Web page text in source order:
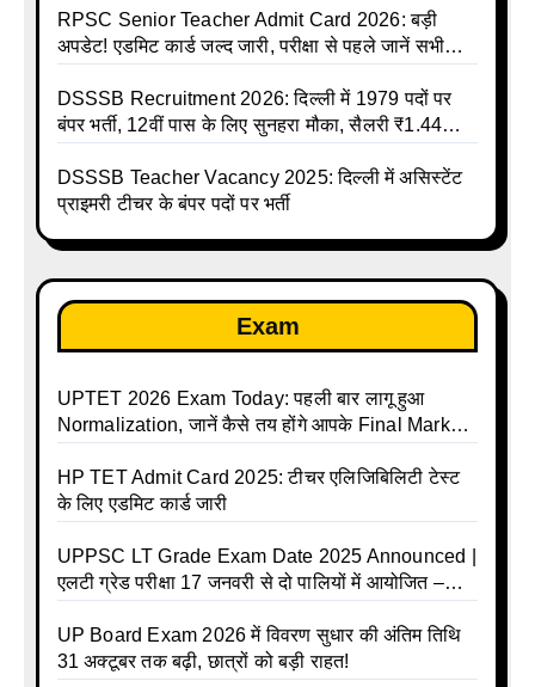
RPSC Senior Teacher Admit Card 2026: बड़ी
अपडेट! एडमिट कार्ड जल्द जारी, परीक्षा से पहले जानें सभी
DSSSB Recruitment 2026: दिल्ली में 1979 पदों पर
बंपर भर्ती, 12वीं पास के लिए सुनहरा मौका, सैलरी ₹1.44
DSSSB Teacher Vacancy 2025: दिल्ली में असिस्टेंट
प्राइमरी टीचर के बंपर पदों पर भर्ती
Exam
UPTET 2026 Exam Today: पहली बार लागू हुआ
Normalization, जानें कैसे तय होंगे आपके Final Marks
HP TET Admit Card 2025: टीचर एलिजिबिलिटी टेस्ट
के लिए एडमिट कार्ड जारी
UPPSC LT Grade Exam Date 2025 Announced |
एलटी ग्रेड परीक्षा 17 जनवरी से दो पालियों में आयोजित –
UP Board Exam 2026 में विवरण सुधार की अंतिम तिथि
31 अक्टूबर तक बढ़ी, छात्रों को बड़ी राहत!